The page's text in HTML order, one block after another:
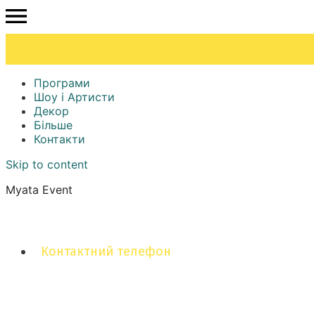
Програми
Шоу і Артисти
Декор
Більше
Контакти
Skip to content
Myata Event
Контактний телефон